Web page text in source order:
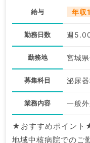
給与 年収
勤務日数 週
勤務地 宮城
募集科目 泌尿
業務内容 一般
★おすすめポイント
地域中核病院でのご